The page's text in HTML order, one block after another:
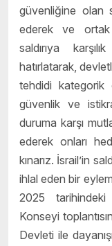
güvenliğine olan
ederek ve
saldırıya
hatırlatarak,
tehdidi
güvenlik ve
duruma karşı
ederek onları
kınarız. İsrail’in
ihlal eden bir
2025
Konseyi
Devleti ile